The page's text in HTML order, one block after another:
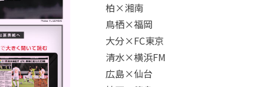
柏×湘南
鳥栖×福岡
大分×FC東京
清水×横浜FM
広島×仙台